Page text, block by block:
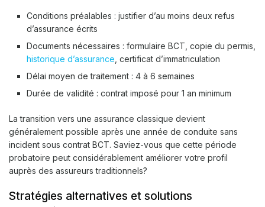
Conditions préalables : justifier d’au moins deux refus
d’assurance écrits
Documents nécessaires : formulaire BCT, copie du permis,
historique d’assurance , certificat d’immatriculation
Délai moyen de traitement : 4 à 6 semaines
Durée de validité : contrat imposé pour 1 an minimum
La transition vers une assurance classique devient
généralement possible après une année de conduite sans
incident sous contrat BCT. Saviez-vous que cette période
probatoire peut considérablement améliorer votre profil
auprès des assureurs traditionnels?
Stratégies alternatives et solutions